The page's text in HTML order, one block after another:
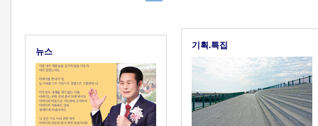
뉴스
기획.특집